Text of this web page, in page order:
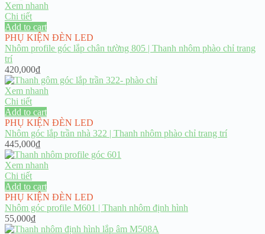
Xem nhanh
Chi tiết
Add to cart
PHỤ KIỆN ĐÈN LED
Nhôm profile góc lắp chân tường 805 | Thanh nhôm phào chỉ trang
trí
420,000₫
Xem nhanh
Chi tiết
Add to cart
PHỤ KIỆN ĐÈN LED
Nhôm góc lắp trần nhà 322 | Thanh nhôm phào chỉ trang trí
445,000₫
Xem nhanh
Chi tiết
Add to cart
PHỤ KIỆN ĐÈN LED
Nhôm góc profile M601 | Thanh nhôm định hình
55,000₫